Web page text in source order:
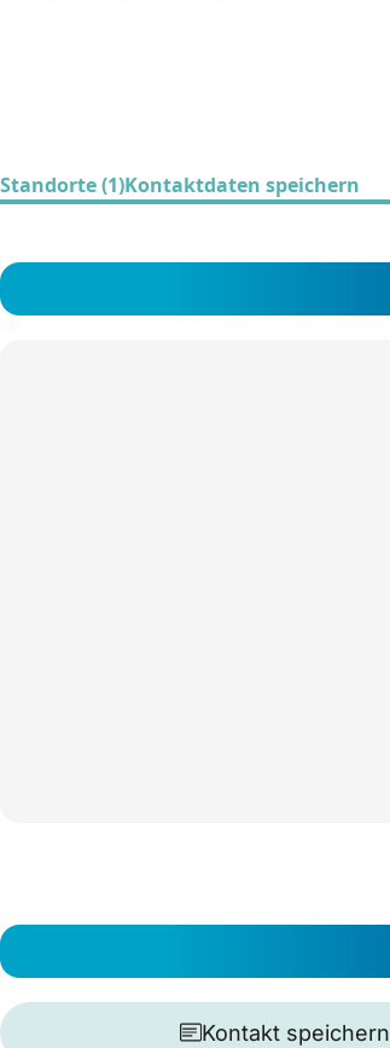
Standorte (1)Kontaktdaten speichern
Kontakt speichern